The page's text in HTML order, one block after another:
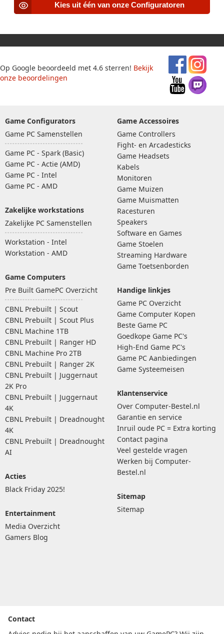
Kies uit één van onze Configuratoren
Op Google beoordeeld met 4.6 sterren! Bekijk
onze beoordelingen
Game Configurators
Game PC Samenstellen
Game PC - Spark (Basic)
Game PC - Actie (AMD)
Game PC - Intel
Game PC - AMD
Zakelijke workstations
Zakelijke PC Samenstellen
Workstation - Intel
Workstation - AMD
Game Computers
Pre Built GamePC Overzicht
CBNL Prebuilt | Scout
CBNL Prebuilt | Scout Plus
CBNL Machine 1TB
CBNL Prebuilt | Ranger HD
CBNL Machine Pro 2TB
CBNL Prebuilt | Ranger 2K
CBNL Prebuilt | Juggernaut
2K Pro
CBNL Prebuilt | Juggernaut
4K
CBNL Prebuilt | Dreadnought
4K
CBNL Prebuilt | Dreadnought
AI
Acties
Black Friday 2025!
Entertainment
Media Overzicht
Gamers Blog
Game Accessoires
Game Controllers
Fight- en Arcadesticks
Game Headsets
Kabels
Monitoren
Game Muizen
Game Muismatten
Racesturen
Speakers
Software en Games
Game Stoelen
Streaming Hardware
Game Toetsenborden
Handige linkjes
Game PC Overzicht
Game Computer Kopen
Beste Game PC
Goedkope Game PC's
High-End Game PC's
Game PC Aanbiedingen
Game Systeemeisen
Klantenservice
Over Computer-Bestel.nl
Garantie en service
Inruil oude PC = Extra korting
Contact pagina
Veel gestelde vragen
Werken bij Computer-
Bestel.nl
Sitemap
Sitemap
Contact